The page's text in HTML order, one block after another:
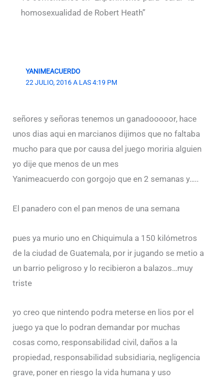
homosexualidad de Robert Heath”
YANIMEACUERDO
22 JULIO, 2016 A LAS 4:19 PM
señores y señoras tenemos un ganadooooor, hace
unos dias aqui en marcianos dijimos que no faltaba
mucho para que por causa del juego moriria alguien
yo dije que menos de un mes
Yanimeacuerdo con gorgojo que en 2 semanas y…..
El panadero con el pan menos de una semana
pues ya murio uno en Chiquimula a 150 kilómetros
de la ciudad de Guatemala, por ir jugando se metio a
un barrio peligroso y lo recibieron a balazos…muy
triste
yo creo que nintendo podra meterse en lios por el
juego ya que lo podran demandar por muchas
cosas como, responsabilidad civil, daños a la
propiedad, responsabilidad subsidiaria, negligencia
grave, poner en riesgo la vida humana y uso